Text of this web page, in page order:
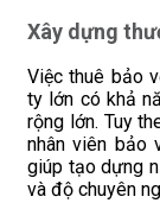
Xây dựng
Việc thuê bảo
ty lớn có khả
rộng lớn. Tuy
nhân viên bảo
giúp tạo dựng
và độ chuyên